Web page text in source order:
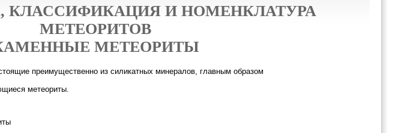
КЛАССИФИКАЦИЯ И НОМЕНКЛАТУРА
МЕТЕОРИТОВ
МЕТЕОРИТЫ
преимущественно из силикатных минералов, главным образом
метеориты.